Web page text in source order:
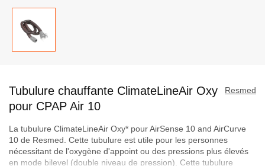
début
de
Galerie
d’images
Resmed
Tubulure chauffante ClimateLineAir Oxy
pour CPAP Air 10
La tubulure ClimateLineAir Oxy* pour AirSense 10 and AirCurve
10 de Resmed. Cette tubulure est utile pour les personnes
nécessitant de l'oxygène d'appoint ou des pressions plus élevés
en mode bilevel (double niveau de pression). Cette tubulure